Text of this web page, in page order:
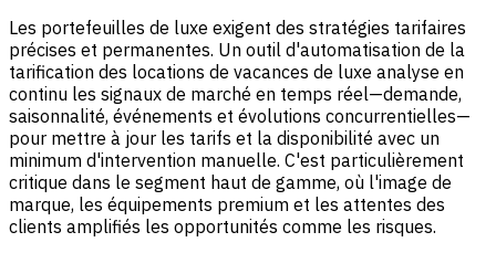
Les portefeuilles de luxe exigent des stratégies tarifaires
précises et permanentes. Un outil d'automatisation de la
tarification des locations de vacances de luxe analyse en
continu les signaux de marché en temps réel—demande,
saisonnalité, événements et évolutions concurrentielles—
pour mettre à jour les tarifs et la disponibilité avec un
minimum d'intervention manuelle. C'est particulièrement
critique dans le segment haut de gamme, où l'image de
marque, les équipements premium et les attentes des
clients amplifiés les opportunités comme les risques.